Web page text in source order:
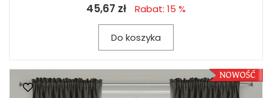
45,67 zł Rabat: 15 %
Do koszyka